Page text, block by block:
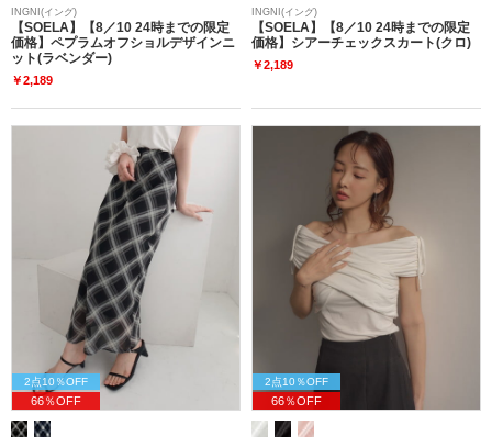
INGNI(イング)
【SOELA】【8／10 24時までの限定
価格】ペプラムオフショルデザインニ
ット(ラベンダー)
￥2,189
INGNI(イング)
【SOELA】【8／10 24時までの限定
価格】シアーチェックスカート(クロ)
￥2,189
2点10％OFF
66％OFF
2点10％OFF
66％OFF